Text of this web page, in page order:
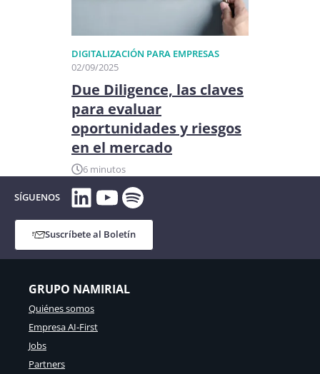
DIGITALIZACIÓN PARA EMPRESAS
02/09/2025
Due Diligence, las claves
para evaluar
oportunidades y riesgos
en el mercado
6 minutos
SÍGUENOS LinkedIn
YouTube
Spotify
Suscríbete al Boletín
GRUPO NAMIRIAL
Quiénes somos
Empresa AI-First
Jobs
Partners